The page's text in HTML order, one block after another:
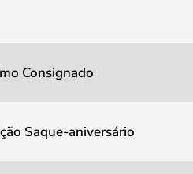
Consignado
Saque-aniversário